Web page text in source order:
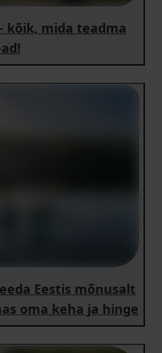
kõik, mida teadma
Eestis mõnusalt
oma keha ja hinge